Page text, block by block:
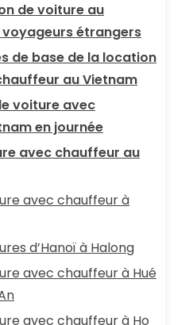
de voiture au
étrangers
de base de la location
au Vietnam
voiture avec
en journée
avec chauffeur au
avec chauffeur à
d’Hanoï à Halong
avec chauffeur à Hué
avec chauffeur à Ho